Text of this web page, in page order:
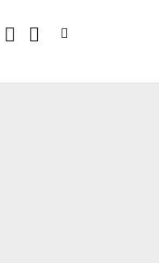
facebook
instagram
linkedin